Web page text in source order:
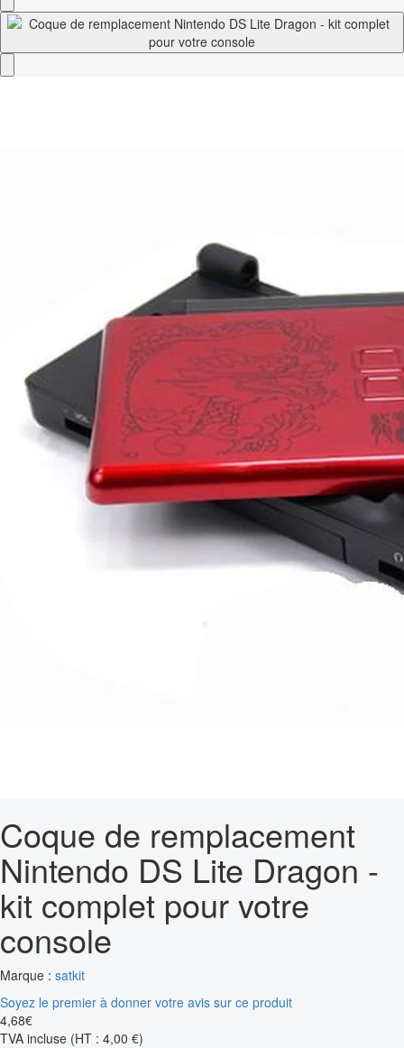
Coque de remplacement
Nintendo DS Lite Dragon -
kit complet pour votre
console
Marque : satkit
Soyez le premier à donner votre avis sur ce produit
4,68€
TVA incluse (HT : 4,00 €)